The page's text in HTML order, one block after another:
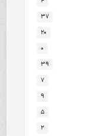
۳۷
۲۰
۰
۳۹
۷
۹
۵
۲